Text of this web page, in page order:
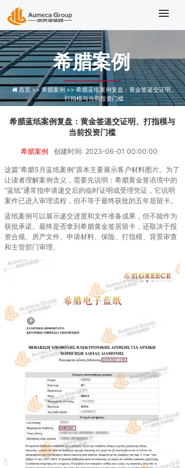
希腊蓝纸案例复盘：黄金签
首页 >>希腊案例 >> 希腊蓝纸案例复盘：黄金签递交证明、
打指模与当前投资门槛
希腊案例
希腊蓝纸案例复盘：黄金签递交证明、打指模与
当前投资门槛
创建时间: 2023-06-01 00:00:00
希腊案例
这篇“希腊5月蓝纸案例”原本主要展示客户材料图片。为了
让读者理解案例含义，需要先说明：希腊黄金签语境中的
“蓝纸”通常指申请递交后的临时证明或受理凭证，它说明
案件已进入审理流程，但不等于最终获批的五年居留卡。
蓝纸案例可以展示递交进度和文件准备成果，但不能作为
获批承诺。最终是否拿到希腊黄金签居留卡，还取决于投
资合规、房产文件、申请材料、保险、打指模、背景审查
和主管部门审理。